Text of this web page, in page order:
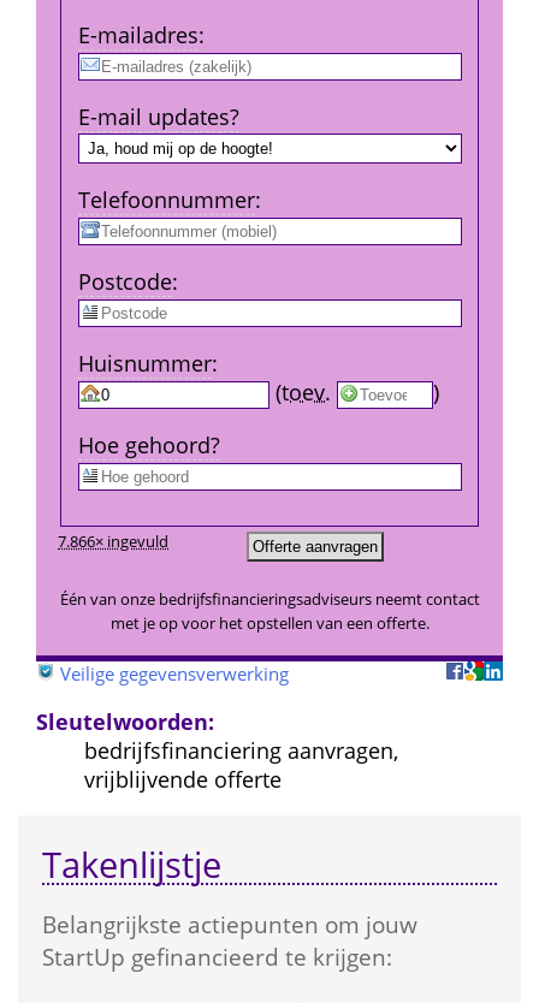
7.866× ingevuld
Één van onze bedrijfsfinancieringsadviseurs neemt contact
met je op voor het opstellen van een offerte.
E-mail­adres:
E-mail updates?
Telefoon­nummer:
Post­code:
Huis­nummer:
(toev.
)
Hoe gehoord?
Veilige gegevensverwerking
Sleutelwoorden:
bedrijfsfinanciering aanvragen,
vrijblijvende offerte
Takenlijstje
Belangrijkste actie­punten om jouw
StartUp gefinancieerd te krijgen: